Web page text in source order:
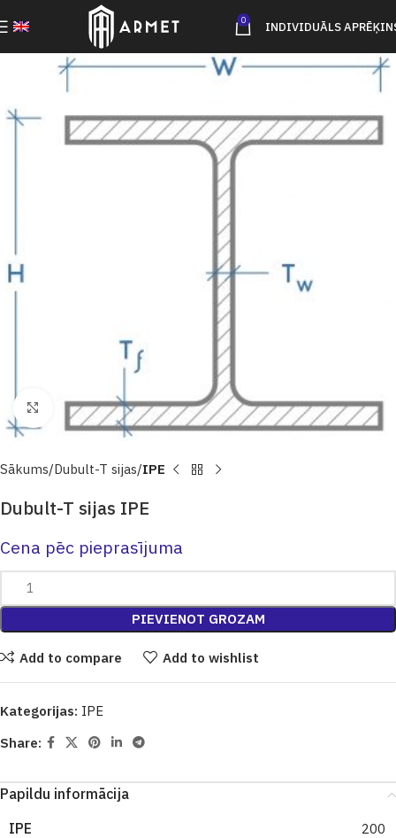
0 INDIVIDUĀLS
Click to enlarge
Sākums Dubult-T sijas IPE
Dubult-T sijas IPE
Cena pēc pieprasījuma
PIEVIENOT GROZAM
Add to compare Add to wishlist
Kategorijas: IPE
Share:
Papildu informācija
IPE
200